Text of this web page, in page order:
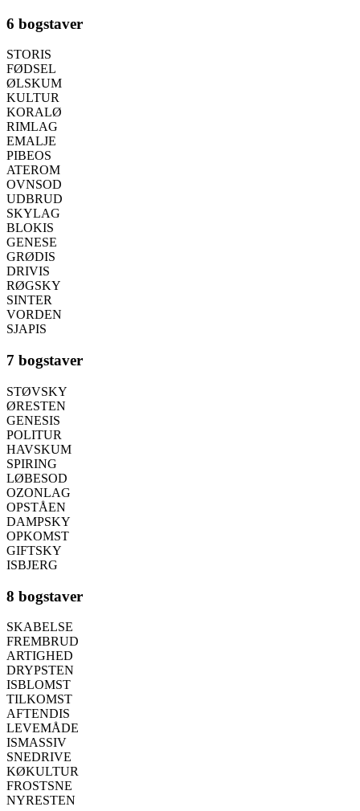
6 bogstaver
STORIS
FØDSEL
ØLSKUM
KULTUR
KORALØ
RIMLAG
EMALJE
PIBEOS
ATEROM
OVNSOD
UDBRUD
SKYLAG
BLOKIS
GENESE
GRØDIS
DRIVIS
RØGSKY
SINTER
VORDEN
SJAPIS
7 bogstaver
STØVSKY
ØRESTEN
GENESIS
POLITUR
HAVSKUM
SPIRING
LØBESOD
OZONLAG
OPSTÅEN
DAMPSKY
OPKOMST
GIFTSKY
ISBJERG
8 bogstaver
SKABELSE
FREMBRUD
ARTIGHED
DRYPSTEN
ISBLOMST
TILKOMST
AFTENDIS
LEVEMÅDE
ISMASSIV
SNEDRIVE
KØKULTUR
FROSTSNE
NYRESTEN